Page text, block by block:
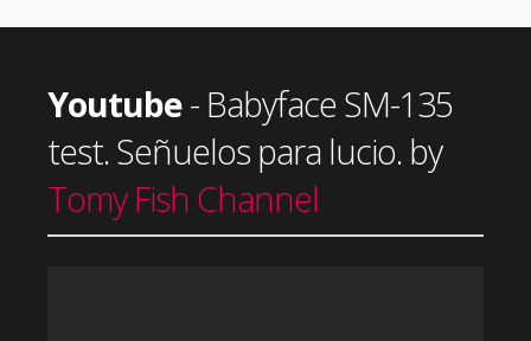
Youtube- Babyface SM-135
test. Señuelos para lucio. by
Tomy Fish Channel